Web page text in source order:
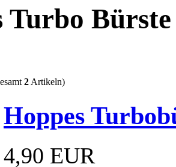
Turbo Bürste
2 Artikeln)
Hoppes
4,90 EUR